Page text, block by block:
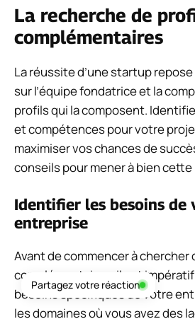
La recherche de
complémentaires
La réussite d’une startup
sur l’équipe fondatrice et la
profils qui la composent.
et compétences pour votre
maximiser vos chances de
conseils pour mener à bien
Identifier les besoins de
entreprise
Avant de commencer à chercher
complémentaires, il est
besoins spécifiques de votre
les domaines où vous avez des
Partagez votre réaction